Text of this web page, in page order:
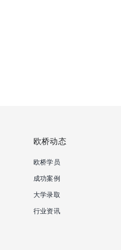
欧桥动态
欧桥学员
成功案例
大学录取
行业资讯